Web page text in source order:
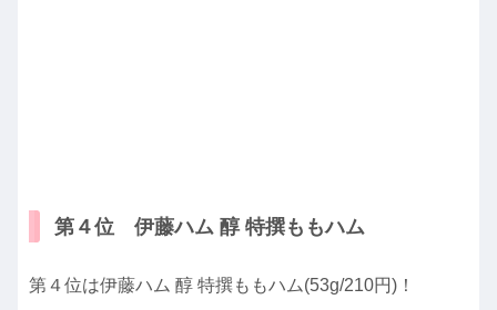
第４位 伊藤ハム 醇 特撰ももハム
第４位は伊藤ハム 醇 特撰ももハム(53g/210円)！